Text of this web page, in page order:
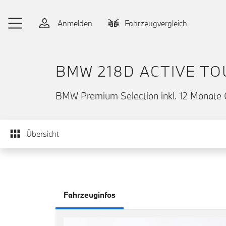
Anmelden
Fahrzeugvergleich
BMW 218D ACTIVE
BMW Premium Selection inkl. 12 Monate
Übersicht
Fahrzeuginfos